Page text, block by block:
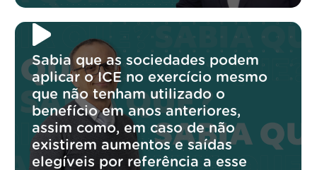
Sabia que as sociedades podem
aplicar o ICE no exercício mesmo
que não tenham utilizado o
benefício em anos anteriores,
assim como, em caso de não
existirem aumentos e saídas
elegíveis por referência a esse